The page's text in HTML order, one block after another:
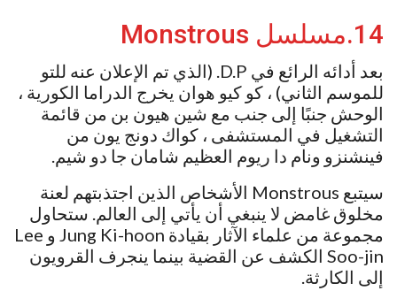
14.مسلسل Monstrous
بعد أدائه الرائع في D.P. (الذي تم الإعلان عنه للتو
للموسم الثاني) ، كو كيو هوان يخرج الدراما الكورية ،
الوحش جنبًا إلى جنب مع شين هيون بن من قائمة
التشغيل في المستشفى ، كواك دونج يون من
فينشنزو ونام دا ريوم العظيم شامان جا دو شيم.
سيتبع Monstrous الأشخاص الذين اجتذبتهم لعنة
مخلوق غامض لا ينبغي أن يأتي إلى العالم. ستحاول
مجموعة من علماء الآثار بقيادة Jung Ki-hoon و Lee
Soo-jin الكشف عن القضية بينما ينجرف القرويون
إلى الكارثة.